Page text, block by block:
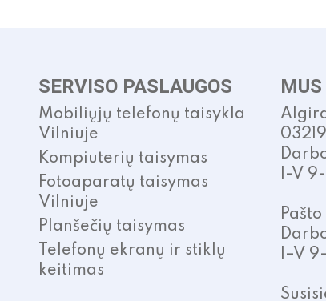
SERVISO PASLAUGOS
Mobiliųjų telefonų taisykla
Vilniuje
Kompiuterių taisymas
Fotoaparatų taisymas
Vilniuje
Planšečių taisymas
Telefonų ekranų ir stiklų
keitimas
03219
I-V 9-
Pašto
I–V